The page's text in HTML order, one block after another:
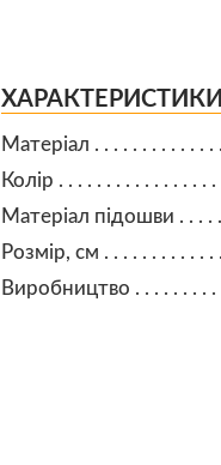
ХАРАКТЕРИСТИКИ
Матеріал
Колір
Матеріал підошви
Розмір, см
Виробництво